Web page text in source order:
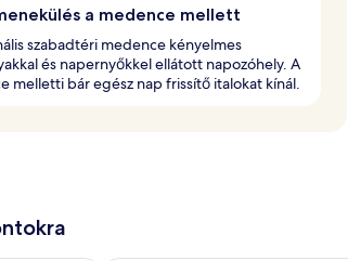
a medence mellett
szabadtéri medence kényelmes
és napernyőkkel ellátott napozóhely. A
melletti bár egész nap frissítő italokat kínál.